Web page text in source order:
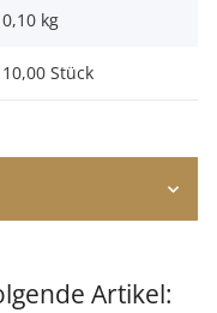
0,10 kg
10,00 Stück
Artikel: